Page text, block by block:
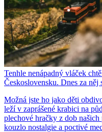
Tenhle nenápadný vláček
Československu. Dnes za
Možná jste ho jako děti
leží v zaprášené krabici na
plechové hračky z dob
kouzlo nostalgie a poctivé